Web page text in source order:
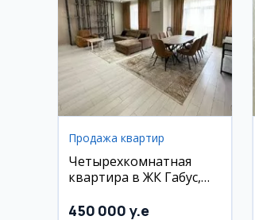
Продажа квартир
Четырехкомнатная
квартира в ЖК Габус,
450 000 y.e